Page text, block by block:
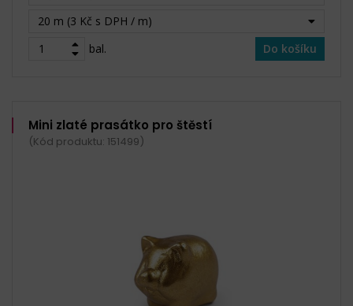
20 m (3 Kč s DPH / m)
bal.
Do košíku
Mini zlaté prasátko pro štěstí
(Kód produktu: 151499)